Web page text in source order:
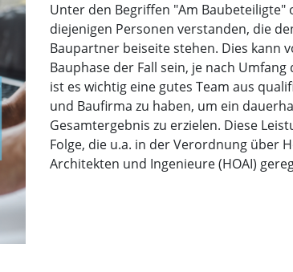
Unter den Begriffen "Am
diejenigen Personen verstanden, die
Baupartner beiseite stehen. Dies kann
Bauphase der Fall sein, je nach
ist es wichtig eine gutes Team aus
und Baufirma zu haben, um ein
Gesamtergebnis zu erzielen. Diese
Folge, die u.a. in der Verordnung über
Architekten und Ingenieure (HOAI)